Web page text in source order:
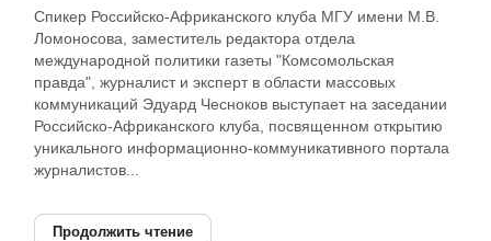
Спикер Российско-Африканского клуба МГУ имени М.В.
Ломоносова, заместитель редактора отдела
международной политики газеты "Комсомольская
правда", журналист и эксперт в области массовых
коммуникаций Эдуард Чесноков выступает на заседании
Российско-Африканского клуба, посвященном открытию
уникального информационно-коммуникативного портала
журналистов...
Продолжить чтение